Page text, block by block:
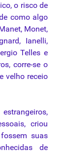
o risco de
como algo
Monet,
Ianelli,
Telles e
corre-se o
velho receio
criou
suas
de